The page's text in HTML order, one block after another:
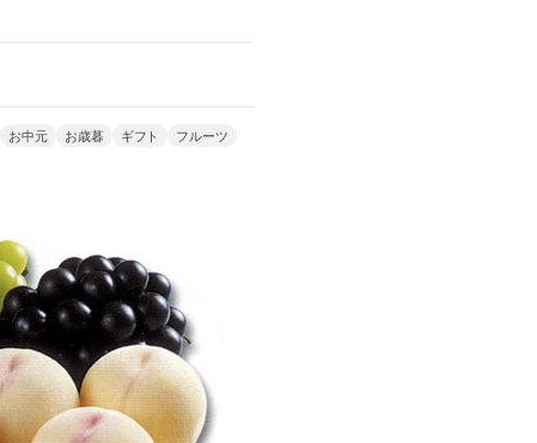
お中元 お歳暮 ギフト フルーツ